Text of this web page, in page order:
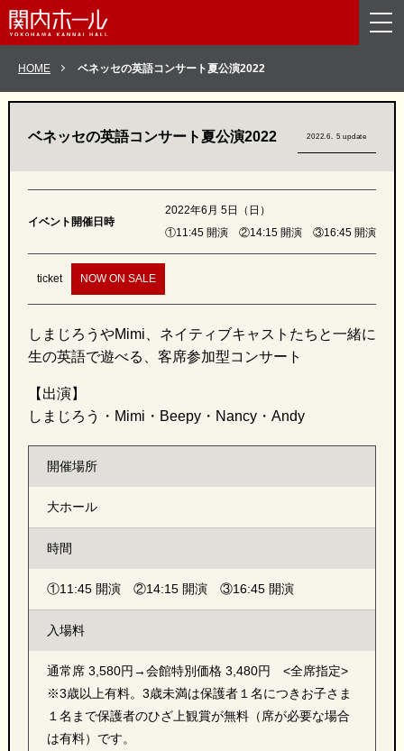
メニューを読み飛ばして本文へスキップ。
HOME ベネッセの英語コンサート夏公演2022
ベネッセの英語コンサート夏公演2022 2022.6. 5 update
イベント開催日時
2022年6月 5日（日）
①11:45 開演 ②14:15 開演 ③16:45 開演
ticket NOW ON SALE
しまじろうやMimi、ネイティブキャストたちと一緒に
生の英語で遊べる、客席参加型コンサート
【出演】
しまじろう・Mimi・Beepy・Nancy・Andy
開催場所
大ホール
時間
①11:45 開演 ②14:15 開演 ③16:45 開演
入場料
通常席 3,580円→会館特別価格 3,480円 <全席指定>
※3歳以上有料。3歳未満は保護者１名につきお子さま
１名まで保護者のひざ上観賞が無料（席が必要な場合
は有料）です。